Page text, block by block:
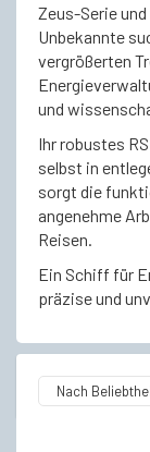
Zeus-Serie
Unbekannte
vergrößerten
und
Ihr robustes
selbst in
sorgt die
angenehme
Reisen.
Ein Schiff für
präzise und